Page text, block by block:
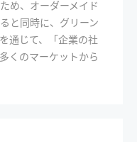
め、オーダーメイド
と同時に、グリーン
通じて、「企業の社
くのマーケットから